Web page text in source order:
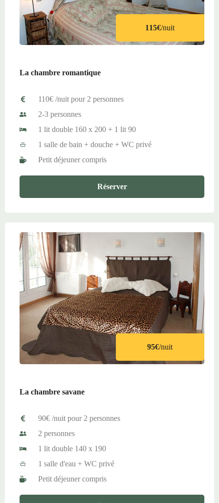
115€/nuit
La chambre romantique
110€ /nuit pour 2 personnes
2-3 personnes
1 lit double 160 x 200 + 1 lit 90
1 salle de bain + douche + WC privé
Petit déjeuner compris
Réserver
95€/nuit
La chambre savane
90€ /nuit pour 2 personnes
2 personnes
1 lit double 140 x 190
1 salle d'eau + WC privé
Petit déjeuner compris